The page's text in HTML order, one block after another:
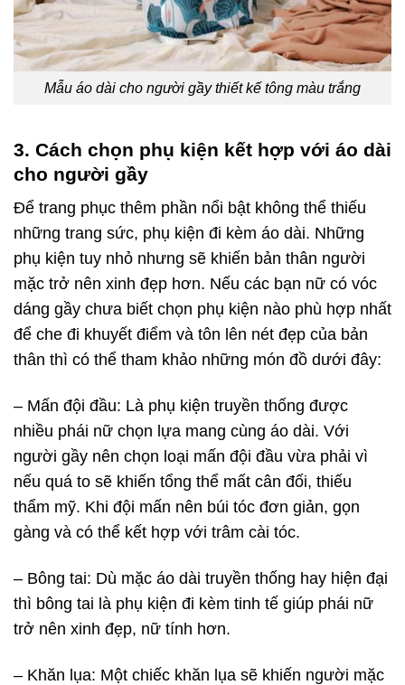
Mẫu áo dài cho người gầy thiết kế tông màu trắng
3. Cách chọn phụ kiện kết hợp với áo dài
cho người gầy
Để trang phục thêm phần nổi bật không thể thiếu
những trang sức, phụ kiện đi kèm áo dài. Những
phụ kiện tuy nhỏ nhưng sẽ khiến bản thân người
mặc trở nên xinh đẹp hơn. Nếu các bạn nữ có vóc
dáng gầy chưa biết chọn phụ kiện nào phù hợp nhất
để che đi khuyết điểm và tôn lên nét đẹp của bản
thân thì có thể tham khảo những món đồ dưới đây:
– Mấn đội đầu: Là phụ kiện truyền thống được
nhiều phái nữ chọn lựa mang cùng áo dài. Với
người gầy nên chọn loại mấn đội đầu vừa phải vì
nếu quá to sẽ khiến tổng thể mất cân đối, thiếu
thẩm mỹ. Khi đội mấn nên búi tóc đơn giản, gọn
gàng và có thể kết hợp với trâm cài tóc.
– Bông tai: Dù mặc áo dài truyền thống hay hiện đại
thì bông tai là phụ kiện đi kèm tinh tế giúp phái nữ
trở nên xinh đẹp, nữ tính hơn.
– Khăn lụa: Một chiếc khăn lụa sẽ khiến người mặc